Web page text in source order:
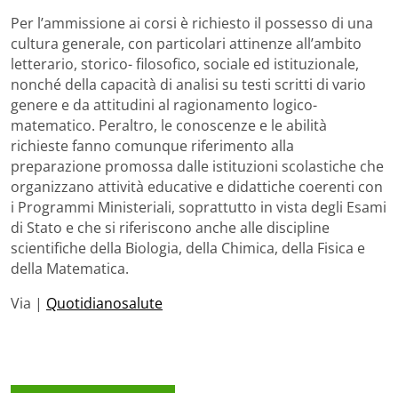
Per l’ammissione ai corsi è richiesto il possesso di una
cultura generale, con particolari attinenze all’ambito
letterario, storico- filosofico, sociale ed istituzionale,
nonché della capacità di analisi su testi scritti di vario
genere e da attitudini al ragionamento logico-
matematico. Peraltro, le conoscenze e le abilità
richieste fanno comunque riferimento alla
preparazione promossa dalle istituzioni scolastiche che
organizzano attività educative e didattiche coerenti con
i Programmi Ministeriali, soprattutto in vista degli Esami
di Stato e che si riferiscono anche alle discipline
scientifiche della Biologia, della Chimica, della Fisica e
della Matematica.
Via | Quotidianosalute